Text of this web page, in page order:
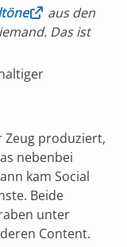
aus den
Das ist
Zeug produziert,
nebenbei
kam Social
Beide
unter
Content.